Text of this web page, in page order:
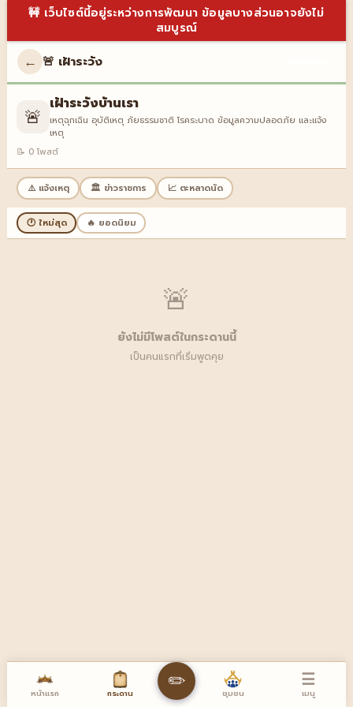
🚧 เว็บไซต์นี้อยู่ระหว่างการพัฒนา ข้อมูลบางส่วนอาจยังไม่
สมบูรณ์
← 🚨 เฝ้าระวัง
🚨
เฝ้าระวังบ้านเรา
เหตุฉุกเฉิน อุบัติเหตุ ภัยธรรมชาติ โรคระบาด ข้อมูลความปลอดภัย และแจ้ง
เหตุ
📝 0 โพสต์
⚠️ แจ้งเหตุ 🏛️ ข่าวราชการ 📈 ตะหลาดนัด
🕐 ใหม่สุด 🔥 ยอดนิยม
🚨
ยังไม่มีโพสต์ในกระดานนี้
เป็นคนแรกที่เริ่มพูดคุย
หน้าแรก กระดาน ✏️ ชุมชน
☰
เมนู